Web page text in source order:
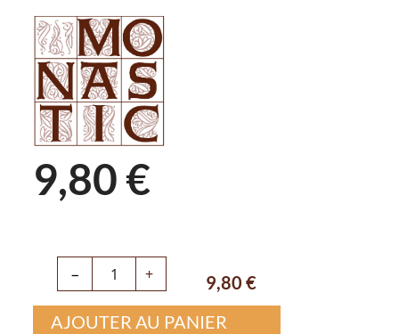
9,80 €
+
− 9,80 €
AJOUTER AU PANIER